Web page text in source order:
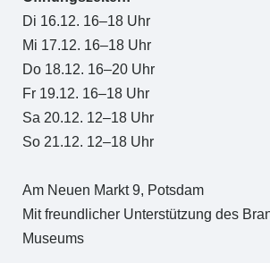
Di 16.12. 16–18 Uhr⁠⁠
Mi 17.12. 16–18 Uhr⁠⁠
Do 18.12. 16–20 Uhr⁠⁠
Fr 19.12. 16–18 Uhr⁠⁠
Sa 20.12. 12–18 Uhr⁠⁠
So 21.12. 12–18 Uhr⁠⁠
Am Neuen Markt 9, Potsdam⁠
Mit freundlicher Unterstützung des
Museums